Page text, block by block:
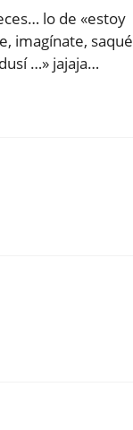
lo de «estoy
imagínate, saqué
…» jajaja…